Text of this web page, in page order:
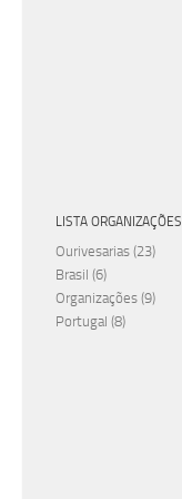
LISTA ORGANIZAÇÕES
Ourivesarias (23)
Brasil (6)
Organizações (9)
Portugal (8)